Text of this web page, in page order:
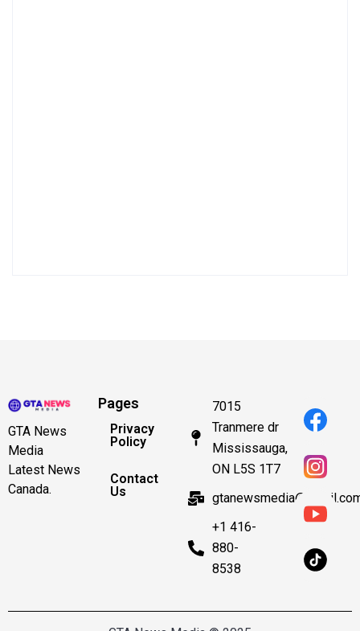
GTA News
Media
Latest News
Canada.
Pages
Privacy
Policy
Contact
Us
7015
Tranmere dr
Mississauga,
ON L5S 1T7
+1 416-
880-
8538